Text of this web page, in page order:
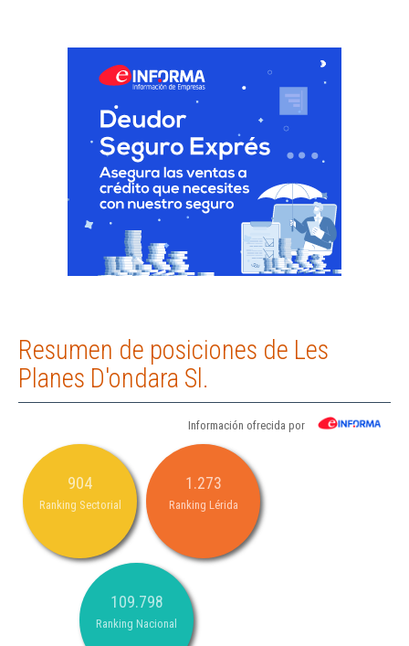
Resumen de posiciones de Les
Planes D'ondara Sl.
Información ofrecida por
904
Ranking Sectorial
1.273
Ranking Lérida
109.798
Ranking Nacional